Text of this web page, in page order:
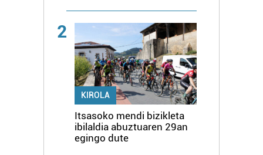
2
KIROLA
Itsasoko mendi bizikleta
ibilaldia abuztuaren 29an
egingo dute